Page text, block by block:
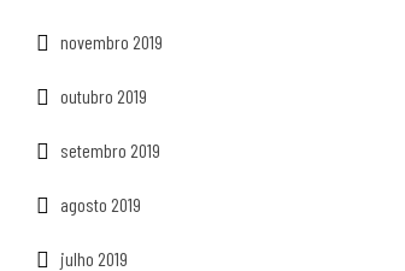
novembro 2019
outubro 2019
setembro 2019
agosto 2019
julho 2019